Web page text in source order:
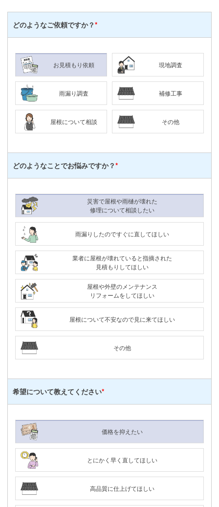
どのようなご依頼ですか？*
お見積もり依頼 現地調査
雨漏り調査 補修工事
屋根について相談 その他
どのようなことでお悩みですか？*
災害で屋根や雨樋が壊れた
修理について相談したい
雨漏りしたのですぐに直してほしい
業者に屋根が壊れていると指摘された
見積もりしてほしい
屋根や外壁のメンテナンス
リフォームをしてほしい
屋根について不安なので見に来てほしい
その他
希望について教えてください*
価格を抑えたい
とにかく早く直してほしい
高品質に仕上げてほしい